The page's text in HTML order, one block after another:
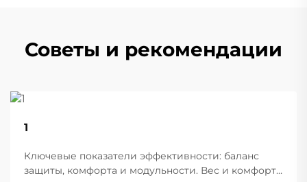
Советы и рекомендации
1
Ключевые показатели эффективности: баланс
защиты, комфорта и модульности. Вес и комфорт